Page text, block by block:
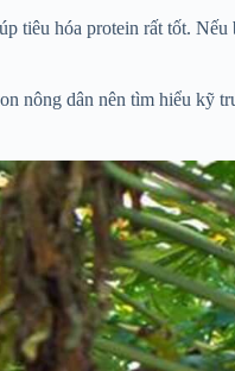
hóa protein rất tốt.
nông dân nên tìm hiểu kỹ